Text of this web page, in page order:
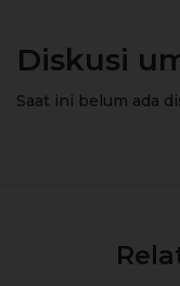
Diskusi
Saat ini belum ada